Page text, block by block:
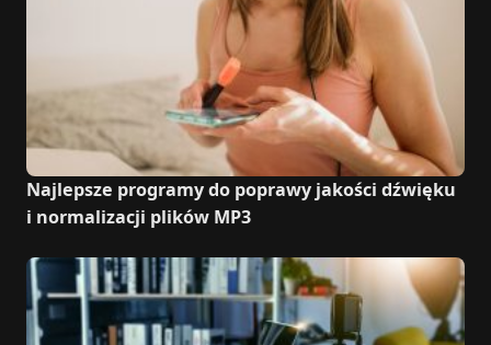
Najlepsze programy do poprawy jakości dźwięku
i normalizacji plików MP3